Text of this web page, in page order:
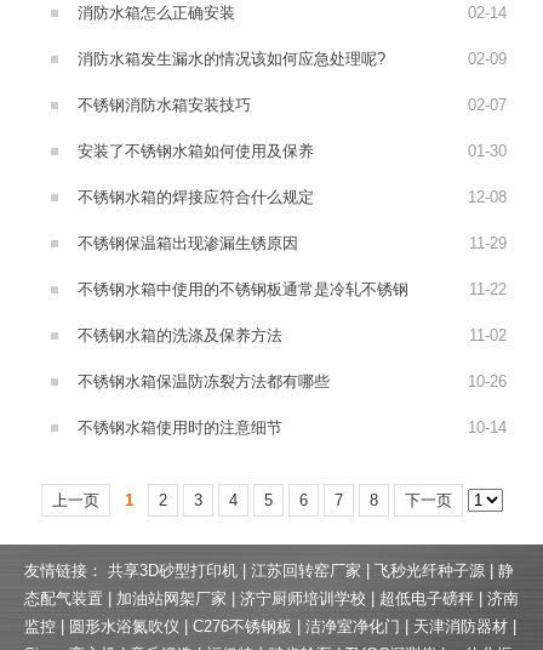
02-14
消防水箱怎么正确安装
02-09
消防水箱发生漏水的情况该如何应急处理呢?
02-07
不锈钢消防水箱安装技巧
01 -30
安装了不锈钢水箱如何使用及保养
12-08
不锈钢水箱的焊接应符合什么规定
11 -29
不锈钢保温箱出现渗漏生锈原因
11 -22
不锈钢水箱中使用的不锈钢板通常是冷轧不锈钢
11 -02
不锈钢水箱的洗涤及保养方法
10-26
​不锈钢水箱保温防冻裂方法都有哪些
10-14
不锈钢水箱使用时的注意细节
上一页 1 2 3 4 5 6 7 8 下一页
友情链接： 共享3D砂型打印机 江苏回转窑厂家 飞秒光纤种子源
静
态配气装置
加油站网架厂家 济宁厨师培训学校 超低电子磅秤
济南
监控
圆形水浴氮吹仪 C276不锈钢板 洁净室净化门 天津消防器材